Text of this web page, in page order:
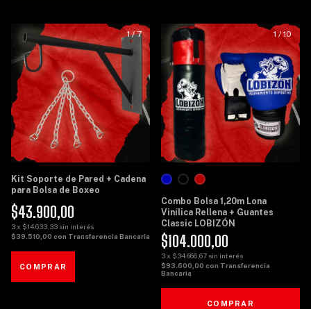
1/7
Kit Soporte de Pared + Cadena
para Bolsa de Boxeo
$43.900,00
3x $14.633,33 sin interés
$39.510,00 con Transferencia Bancaria
1/10
Combo Bolsa 1,20m Lona
Vinílica Rellena + Guantes
Classic LOBIZÓN
$104.000,00
3x $34.666,67 sin interés
$93.600,00 con Transferencia
Bancaria
COMPRAR